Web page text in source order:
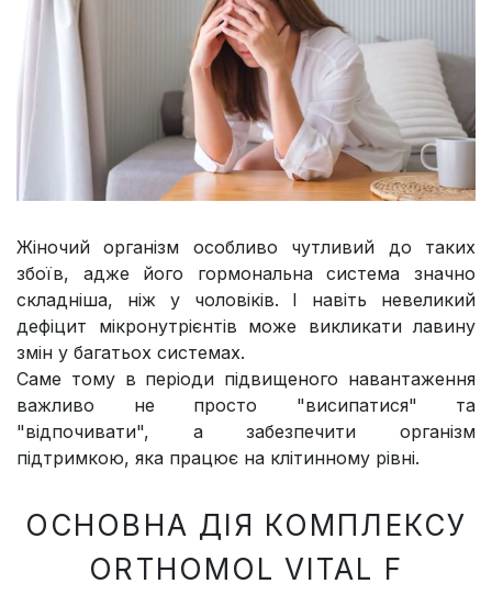
Жіночий організм особливо чутливий до таких
збоїв, адже його гормональна система значно
складніша, ніж у чоловіків. І навіть невеликий
дефіцит мікронутрієнтів може викликати лавину
змін у багатьох системах.
Саме тому в періоди підвищеного навантаження
важливо не просто "висипатися" та
"відпочивати", а забезпечити організм
підтримкою, яка працює на клітинному рівні.
ОСНОВНА ДІЯ КОМПЛЕКСУ
ORTHOMOL VITAL F